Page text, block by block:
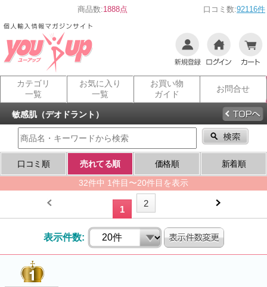
商品数:1888点 口コミ数:92116件
カテゴリ
一覧
お気に入り
一覧
お買い物
ガイド
お問合せ
敏感肌（デオドラント）
口コミ順 売れてる順 価格順
新着順
32件中 1件目〜20件目を表示
1
2
表示件数: